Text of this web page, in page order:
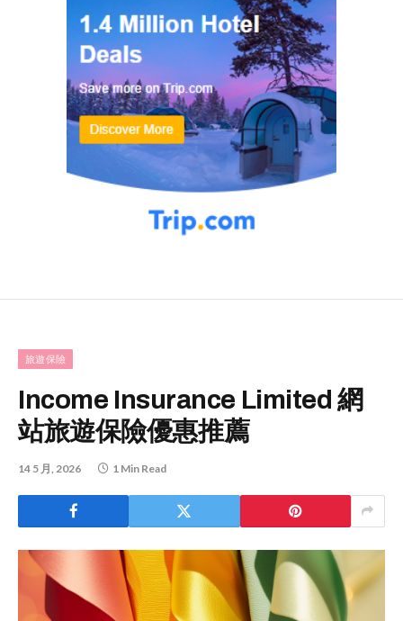
旅遊保險
Income Insurance Limited 網
站旅遊保險優惠推薦
14 5 月, 2026 1 Min Read